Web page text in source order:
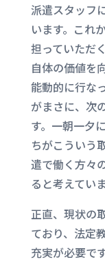
派遣スタッフ
います。これ
担っていただ
自体の価値を
能動的に行な
がまさに、次
す。一朝一夕
ちがこういう
遣で働く方々
ると考えていま
正直、現状の
ており、法定
充実が必要で